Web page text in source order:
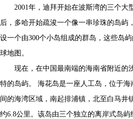
2001年，迪拜开始在波斯湾的三个大
后，多哈开始疏浚一个像一串珍珠的岛屿
设一个由300个小岛组成的群岛，这些岛
球地图。
现在，在中国最南端的海南省附近的
特的岛屿。 海花岛是一座人工岛，位于
间的海湾区域，南起排浦镇，北至白马井
约6.8公里。该岛由三个独立的离岸式岛